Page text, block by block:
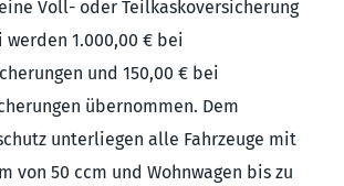
Voll- oder Teilkaskoversicherung
1.000,00 € bei
und 150,00 € bei
übernommen. Dem
unterliegen alle Fahrzeuge mit
von 50 ccm und Wohnwagen bis zu